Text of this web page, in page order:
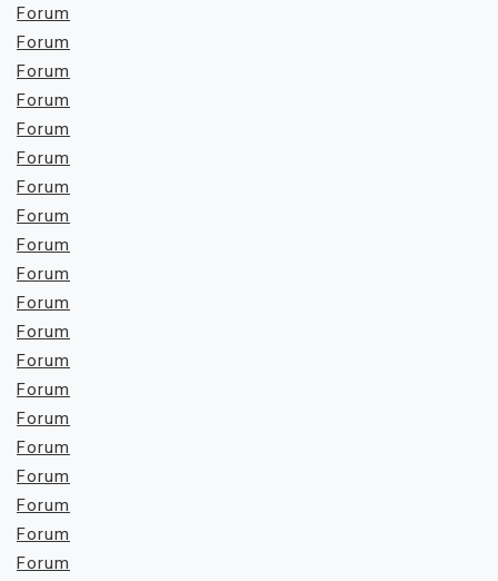
Forum
Forum
Forum
Forum
Forum
Forum
Forum
Forum
Forum
Forum
Forum
Forum
Forum
Forum
Forum
Forum
Forum
Forum
Forum
Forum